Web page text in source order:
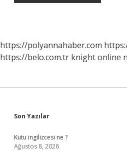
https://polyannahaber.com
https://belo.com.tr knight online
Sidebar
Son Yazılar
Kutu ingilizcesi ne ?
Ağustos 8, 2026